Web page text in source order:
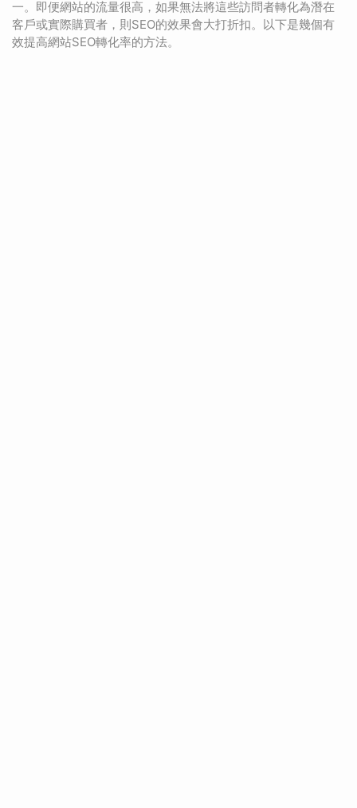
一。即便網站的流量很高，如果無法將這些訪問者轉化為潛在
客戶或實際購買者，則SEO的效果會大打折扣。以下是幾個有
效提高網站SEO轉化率的方法。